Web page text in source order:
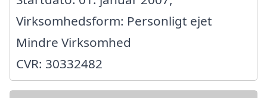
Virksomhedsform: Personligt ejet
Mindre Virksomhed
CVR: 30332482